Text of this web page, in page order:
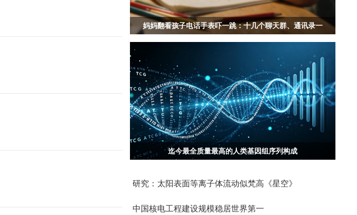
妈妈翻看孩子电话手表吓一跳：十几个聊天群、通讯录一
迄今最全质量最高的人类基因组序列构成
研究：太阳表面等离子体流动似梵高《星空》
中国核电工程建设规模稳居世界第一